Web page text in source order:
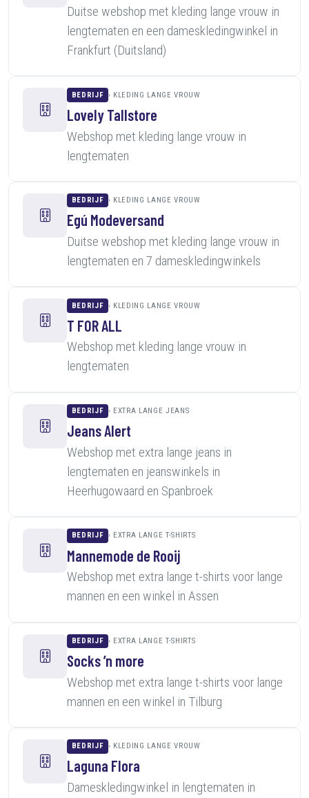
Duitse webshop met kleding lange vrouw in
lengtematen en een dameskledingwinkel in
Frankfurt (Duitsland)
BEDRIJF KLEDING LANGE VROUW
Lovely Tallstore
Webshop met kleding lange vrouw in
lengtematen
BEDRIJF KLEDING LANGE VROUW
Egú Modeversand
Duitse webshop met kleding lange vrouw in
lengtematen en 7 dameskledingwinkels
BEDRIJF KLEDING LANGE VROUW
T FOR ALL
Webshop met kleding lange vrouw in
lengtematen
BEDRIJF EXTRA LANGE JEANS
Jeans Alert
Webshop met extra lange jeans in
lengtematen en jeanswinkels in
Heerhugowaard en Spanbroek
BEDRIJF EXTRA LANGE T-SHIRTS
Mannemode de Rooij
Webshop met extra lange t-shirts voor lange
mannen en een winkel in Assen
BEDRIJF EXTRA LANGE T-SHIRTS
Socks ’n more
Webshop met extra lange t-shirts voor lange
mannen en een winkel in Tilburg
BEDRIJF KLEDING LANGE VROUW
Laguna Flora
Dameskledingwinkel in lengtematen in